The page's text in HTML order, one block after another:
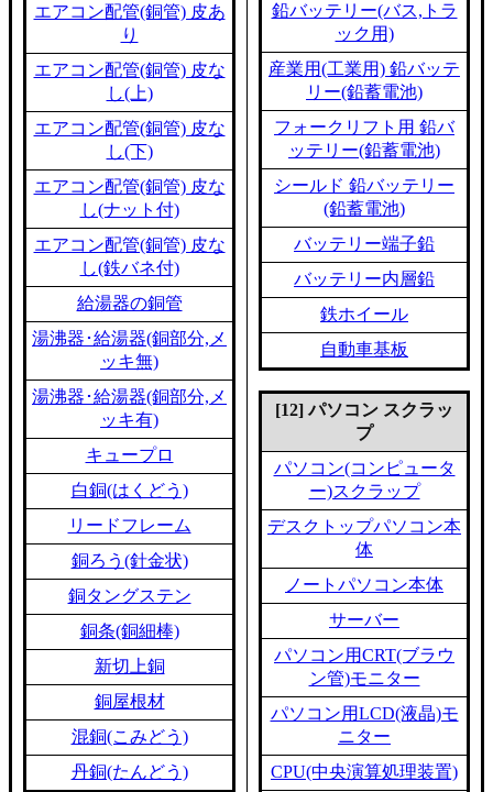
エアコン配管(銅管) 皮あ
り
エアコン配管(銅管) 皮な
し(上)
エアコン配管(銅管) 皮な
し(下)
エアコン配管(銅管) 皮な
し(ナット付)
エアコン配管(銅管) 皮な
し(鉄バネ付)
給湯器の銅管
湯沸器･給湯器(銅部分,メ
ッキ無)
湯沸器･給湯器(銅部分,メ
ッキ有)
キュープロ
白銅(はくどう)
リードフレーム
銅ろう(針金状)
銅タングステン
銅条(銅細棒)
新切上銅
銅屋根材
混銅(こみどう)
丹銅(たんどう)
鉛バッテリー(バス,トラ
ック用)
産業用(工業用) 鉛バッテ
リー(鉛蓄電池)
フォークリフト用 鉛バ
ッテリー(鉛蓄電池)
シールド 鉛バッテリー
(鉛蓄電池)
バッテリー端子鉛
バッテリー内層鉛
鉄ホイール
自動車基板
[12] パソコン スクラッ
プ
パソコン(コンピュータ
ー)スクラップ
デスクトップパソコン本
体
ノートパソコン本体
サーバー
パソコン用CRT(ブラウ
ン管)モニター
パソコン用LCD(液晶)モ
ニター
CPU(中央演算処理装置)